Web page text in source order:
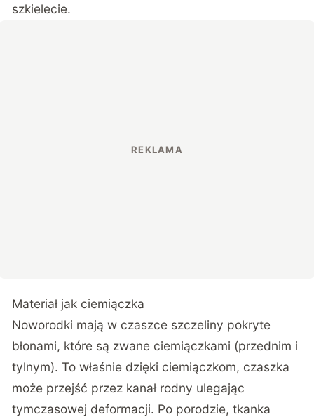
szkielecie.
Materiał jak ciemiączka
Noworodki mają w czaszce szczeliny pokryte
błonami, które są zwane ciemiączkami (przednim i
tylnym). To właśnie dzięki ciemiączkom, czaszka
może przejść przez kanał rodny ulegając
tymczasowej deformacji. Po porodzie, tkanka